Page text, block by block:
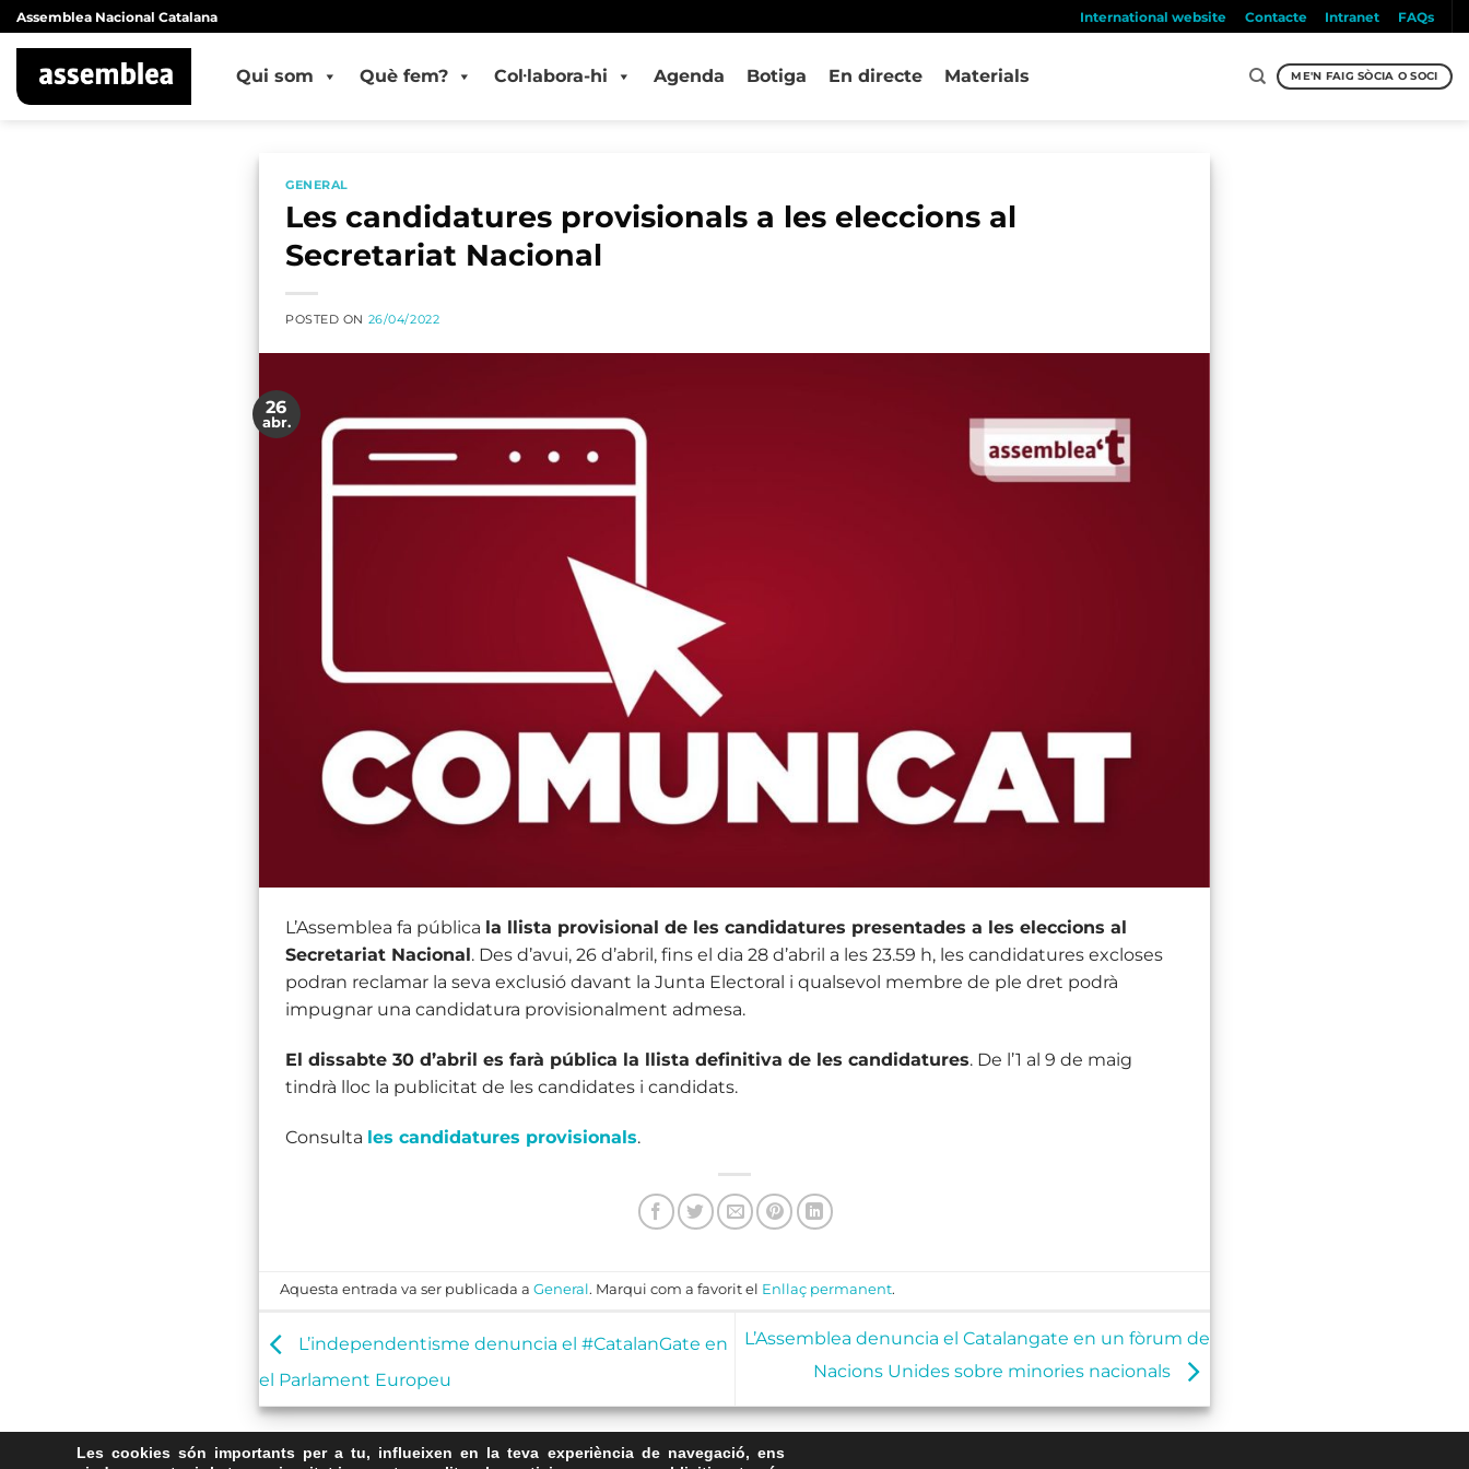
Skip
to
content
Assemblea Nacional Catalana International website Contacte Intranet FAQs
Qui som Què fem? Col·labora-hi Agenda Botiga En directe Materials ME'N FAIG SÒCIA O SOCI
GENERAL
Les candidatures provisionals a les eleccions al
Secretariat Nacional
POSTED ON 26/04/2022
26
abr.
L’Assemblea fa pública la llista provisional de les candidatures presentades a les eleccions al
Secretariat Nacional. Des d’avui, 26 d’abril, fins el dia 28 d’abril a les 23.59 h, les candidatures excloses
podran reclamar la seva exclusió davant la Junta Electoral i qualsevol membre de ple dret podrà
impugnar una candidatura provisionalment admesa.
El dissabte 30 d’abril es farà pública la llista definitiva de les candidatures. De l’1 al 9 de maig
tindrà lloc la publicitat de les candidates i candidats.
Consulta les candidatures provisionals.
Aquesta entrada va ser publicada aGeneral . Marqui com a favorit el Enllaç permanent.
L’independentisme denuncia el #CatalanGate en
el Parlament Europeu
L’Assemblea denuncia el Catalangate en un fòrum de
Nacions Unides sobre minories nacionals
Les cookies són importants per a tu, influeixen en la teva experiència de navegació, ens